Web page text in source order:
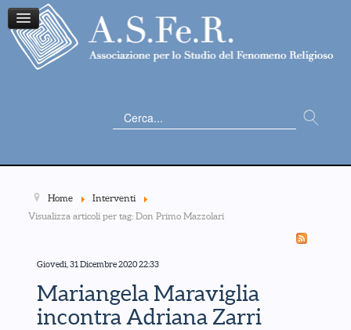
Cerca...
Home
Interventi
Visualizza articoli per tag: Don Primo Mazzolari
Giovedì, 31 Dicembre 2020 22:33
Mariangela Maraviglia
incontra Adriana Zarri